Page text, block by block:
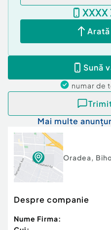
XXXX
Sună
numar de
Mai multe
Oradea,
Despre companie
Nume Firma: